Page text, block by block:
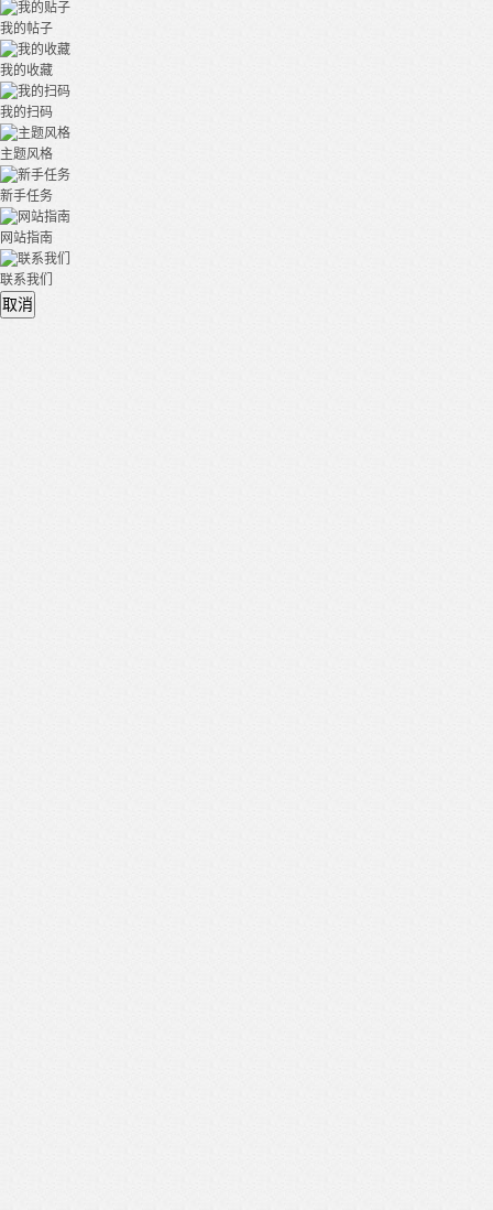
我的帖子
我的收藏
我的扫码
主题风格
新手任务
网站指南
联系我们
取消